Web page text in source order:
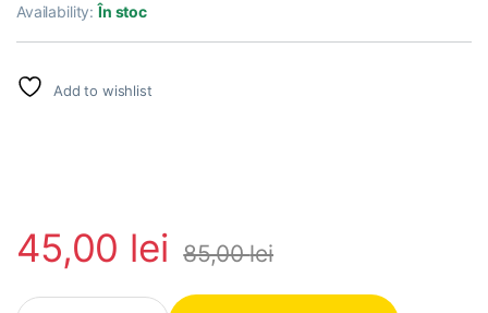
Availability:În stoc
Add to wishlist
45,00 lei 85,00lei
Incarcator Auto Baseus GoTrip 30W 3A 1 x USB-A - 1 x USB-C